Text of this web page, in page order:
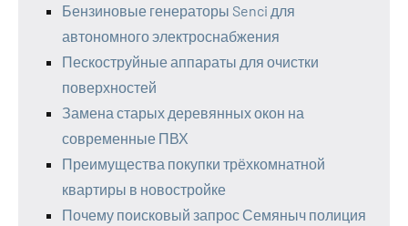
Бензиновые генераторы Senci для
автономного электроснабжения
Пескоструйные аппараты для очистки
поверхностей
Замена старых деревянных окон на
современные ПВХ
Преимущества покупки трёхкомнатной
квартиры в новостройке
Почему поисковый запрос Семяныч полиция